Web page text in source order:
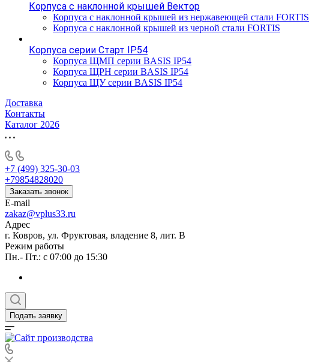
Корпуса с наклонной крышей Вектор
Корпуса с наклонной крышей из нержавеющей стали FORTIS
Корпуса с наклонной крышей из черной стали FORTIS
Корпуса серии Старт IP54
Корпуса ЩМП серии BASIS IP54
Корпуса ЩРН серии BASIS IP54
Корпуса ЩУ серии BASIS IP54
Доставка
Контакты
Каталог 2026
+7 (499) 325-30-03
+79854828020
Заказать звонок
E-mail
zakaz@vplus33.ru
Адрес
г. Ковров, ул. Фруктовая, владение 8, лит. В
Режим работы
Пн.- Пт.: с 07:00 до 15:30
Подать заявку